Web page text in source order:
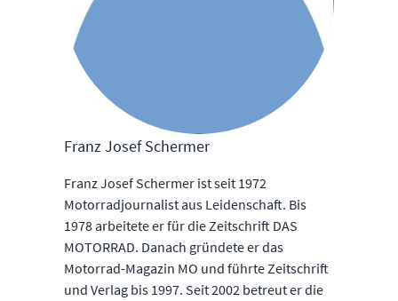
Franz Josef Schermer
Franz Josef Schermer ist seit 1972
Motorradjournalist aus Leidenschaft. Bis
1978 arbeitete er für die Zeitschrift DAS
MOTORRAD. Danach gründete er das
Motorrad-Magazin MO und führte Zeitschrift
und Verlag bis 1997. Seit 2002 betreut er die